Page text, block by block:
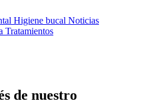
Higiene bucal Noticias
Tratamientos
de nuestro